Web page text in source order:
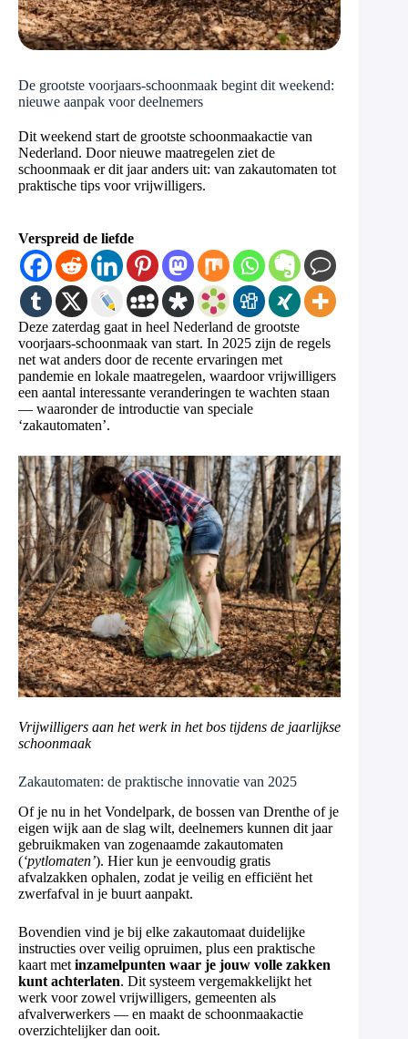
De grootste voorjaars-schoonmaak begint dit weekend:
nieuwe aanpak voor deelnemers
Dit weekend start de grootste schoonmaakactie van
Nederland. Door nieuwe maatregelen ziet de
schoonmaak er dit jaar anders uit: van zakautomaten tot
praktische tips voor vrijwilligers.
Verspreid de liefde
Deze zaterdag gaat in heel Nederland de grootste
voorjaars-schoonmaak van start. In 2025 zijn de regels
net wat anders door de recente ervaringen met
pandemie en lokale maatregelen, waardoor vrijwilligers
een aantal interessante veranderingen te wachten staan
— waaronder de introductie van speciale
‘zakautomaten’.
Vrijwilligers aan het werk in het bos tijdens de jaarlijkse
schoonmaak
Zakautomaten: de praktische innovatie van 2025
Of je nu in het Vondelpark, de bossen van Drenthe of je
eigen wijk aan de slag wilt, deelnemers kunnen dit jaar
gebruikmaken van zogenaamde zakautomaten
(‘pytlomaten’). Hier kun je eenvoudig gratis
afvalzakken ophalen, zodat je veilig en efficiënt het
zwerfafval in je buurt aanpakt.
Bovendien vind je bij elke zakautomaat duidelijke
instructies over veilig opruimen, plus een praktische
kaart met inzamelpunten waar je jouw volle zakken
kunt achterlaten. Dit systeem vergemakkelijkt het
werk voor zowel vrijwilligers, gemeenten als
afvalverwerkers — en maakt de schoonmaakactie
overzichtelijker dan ooit.